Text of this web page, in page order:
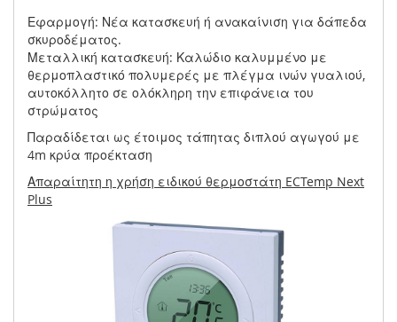
Εφαρμογή: Νέα κατασκευή ή ανακαίνιση για δάπεδα
σκυροδέματος.
Μεταλλική κατασκευή: Καλώδιο καλυμμένο με
θερμοπλαστικό πολυμερές με πλέγμα ινών γυαλιού,
αυτοκόλλητο σε ολόκληρη την επιφάνεια του
στρώματος
Παραδίδεται ως έτοιμος τάπητας διπλού αγωγού με
4m κρύα προέκταση
Απαραίτητη η χρήση ειδικού θερμοστάτη ECTemp Next
Plus